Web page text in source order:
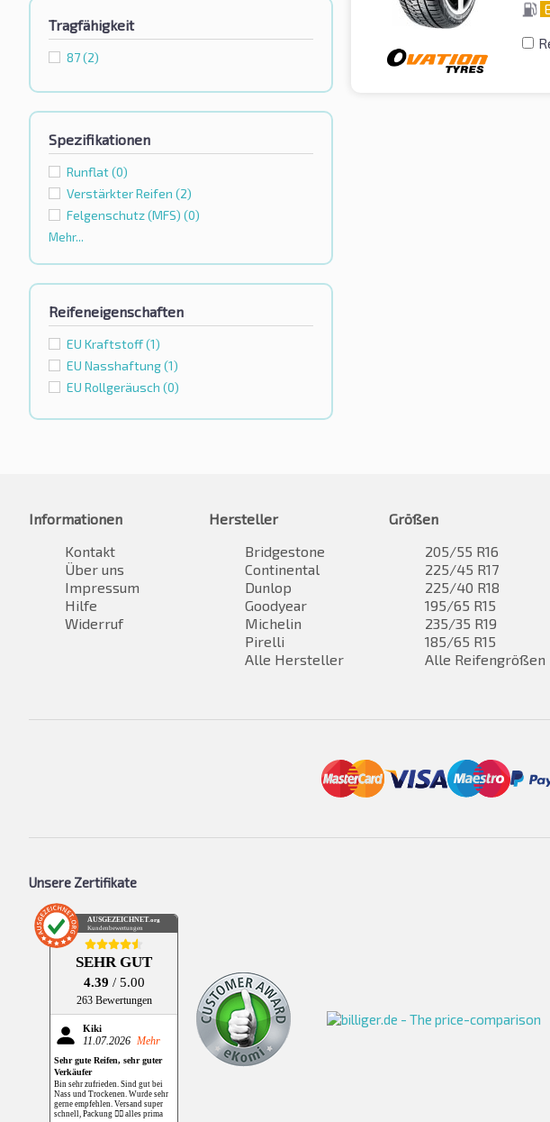
Tragfähigkeit
87(2)
Spezifikationen
Runflat(0)
Verstärkter Reifen (2)
Felgenschutz (MFS) (0)
Mehr...
Reifeneigenschaften
EU Kraftstoff(1)
EU Nasshaftung(1)
EU Rollgeräusch (0)
Informationen
Kontakt
Über uns
Impressum
Hilfe
Widerruf
Hersteller
Bridgestone
Continental
Dunlop
Goodyear
Michelin
Pirelli
Alle Hersteller
Größen
205/55 R16
225/45 R17
225/40 R18
195/65 R15
235/35 R19
185/65 R15
Alle Reifengrößen
Unsere Zertifikate
AUSGEZEICHNET .org
Kundenbewertungen
SEHR GUT
4.39 / 5.00
263 Bewertungen
Kiki
11.07.2026 Mehr
Sehr gute Reifen, sehr guter
Verkäufer
Bin sehr zufrieden. Sind gut bei
Nass und Trockenen. Wurde sehr
gerne empfehlen. Versand super
schnell, Packung 👌🏻 alles prima